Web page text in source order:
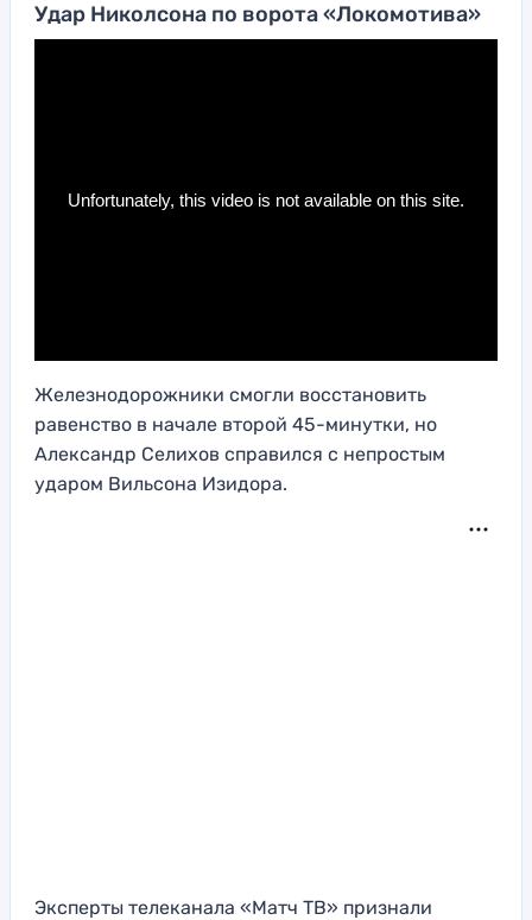
Удар Николсона по ворота «Локомотива»
Железнодорожники смогли восстановить
равенство в начале второй 45-минутки, но
Александр Селихов справился с непростым
ударом Вильсона Изидора.
Эксперты телеканала «Матч ТВ» признали